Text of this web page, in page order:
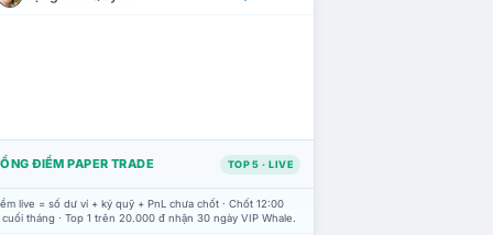
ĐIỂM PAPER TRADE TOP 5 · LIVE
live = số dư ví + ký quỹ + PnL chưa chốt · Chốt 12:00
tháng · Top 1 trên 20.000 đ nhận 30 ngày VIP Whale.